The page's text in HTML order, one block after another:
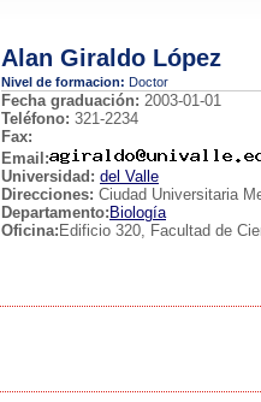
Alan Giraldo López
Nivel de formacion: Doctor
Fecha graduación: 2003-01-01
Teléfono: 321-2234
Fax:
Email:
Universidad: del Valle
Direcciones: Ciudad Universitaria
Departamento: Biología
Oficina: Edificio 320, Facultad de